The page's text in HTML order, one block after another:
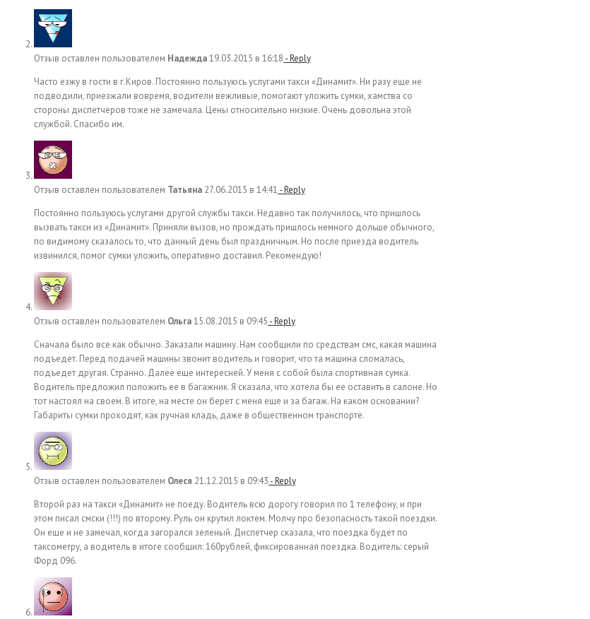
Отзыв оставлен пользователем Надежда19.03.2015 в 16:18 - Reply
Часто езжу в гости в г.Киров. Постоянно пользуюсь услугами такси «Динамит». Ни разу еще не
подводили, приезжали вовремя, водители вежливые, помогают уложить сумки, хамства со
стороны диспетчеров тоже не замечала. Цены относительно низкие. Очень довольна этой
службой. Спасибо им.
Отзыв оставлен пользователем Татьяна 27.06.2015 в 14:41 - Reply
Постоянно пользуюсь услугами другой службы такси. Недавно так получилось, что пришлось
вызвать такси из «Динамит». Приняли вызов, но прождать пришлось немного дольше обычного,
по видимому сказалось то, что данный день был праздничным. Но после приезда водитель
извинился, помог сумки уложить, оперативно доставил. Рекомендую!
Отзыв оставлен пользователем Ольга15.08.2015 в 09:45 - Reply
Сначала было все как обычно. Заказали машину. Нам сообщили по средствам смс, какая машина
подъедет. Перед подачей машины звонит водитель и говорит, что та машина сломалась,
подъедет другая. Странно. Далее еще интересней. У меня с собой была спортивная сумка.
Водитель предложил положить ее в багажник. Я сказала, что хотела бы ее оставить в салоне. Но
тот настоял на своем. В итоге, на месте он берет с меня еще и за багаж. На каком основании?
Габариты сумки проходят, как ручная кладь, даже в общественном транспорте.
Отзыв оставлен пользователем Олеся 21.12.2015 в 09:43 - Reply
Второй раз на такси «Динамит» не поеду. Водитель всю дорогу говорил по 1 телефону, и при
этом писал смски (!!!) по второму. Руль он крутил локтем. Молчу про безопасность такой поездки.
Он еще и не замечал, когда загорался зеленый. Диспетчер сказала, что поездка будет по
таксометру, а водитель в итоге сообщил: 160рублей, фиксированная поездка. Водитель: серый
Форд 096.